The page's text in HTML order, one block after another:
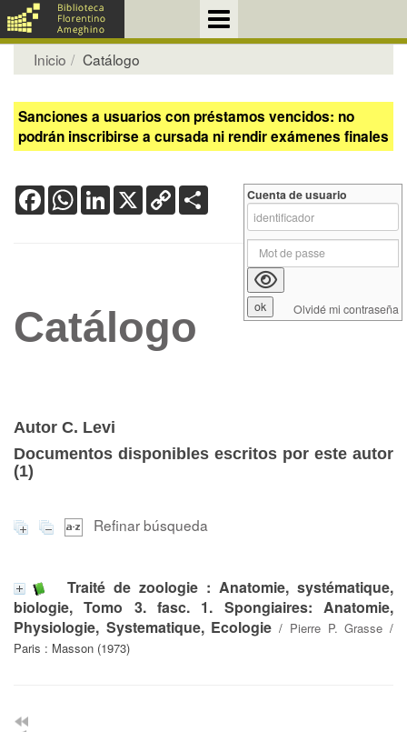
Inicio Catálogo
Sanciones a usuarios con préstamos vencidos: no
podrán inscribirse a cursada ni rendir exámenes finales
FacebookWhatsApp
LinkedIn
X Copy
Link
Catálogo
Autor C. Levi
Documentos disponibles escritos por este autor
(1)
Refinar búsqueda
Traité de zoologie : Anatomie, systématique,
biologie, Tomo 3. fasc. 1. Spongiaires: Anatomie,
Physiologie, Systematique, Ecologie / Pierre P. Grasse /
Paris : Masson (1973)
Cuenta de usuario
Olvidé mi contraseña